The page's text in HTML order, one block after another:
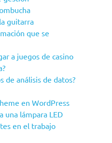
guitarra
que se
a juegos de casino
de análisis de datos?
en WordPress
una lámpara LED
en el trabajo